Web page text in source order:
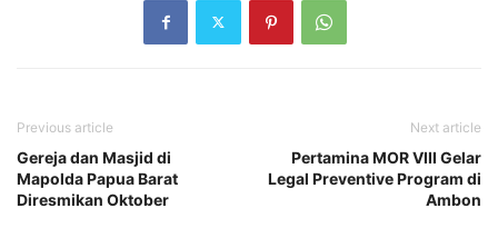
Previous article
Gereja dan Masjid di
Mapolda Papua Barat
Diresmikan Oktober
Next article
Pertamina MOR VIII Gelar
Legal Preventive Program di
Ambon